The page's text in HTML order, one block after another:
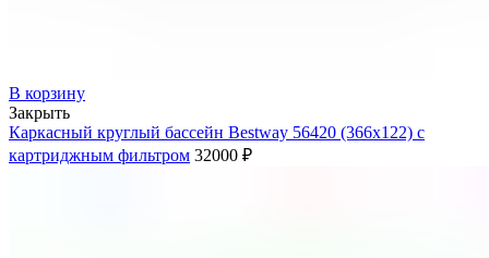
В корзину
Закрыть
Каркасный круглый бассейн Bestway 56420 (366х122) с
картриджным фильтром 32000 ₽